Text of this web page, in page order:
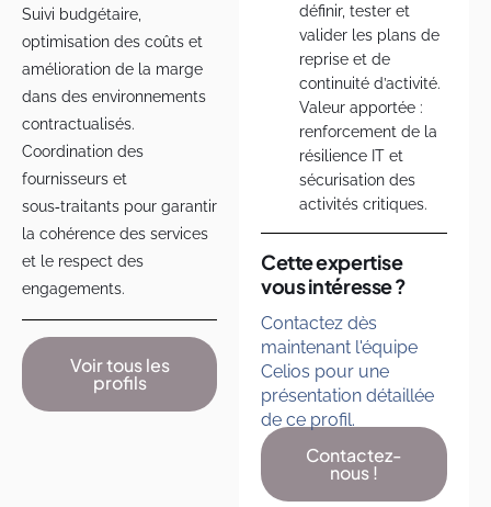
Suivi budgétaire,
optimisation des coûts et
amélioration de la marge
dans des environnements
contractualisés.
Coordination des
fournisseurs et
sous‑traitants pour garantir
la cohérence des services
et le respect des
engagements.
Voir tous les
profils
Contactez-
nous !
Cette expertise
vous intéresse ?
Contactez dès
maintenant l'équipe
Celios pour une
présentation détaillée
de ce profil.
définir, tester et
valider les plans de
reprise et de
continuité d’activité.
Valeur apportée :
renforcement de la
résilience IT et
sécurisation des
activités critiques.